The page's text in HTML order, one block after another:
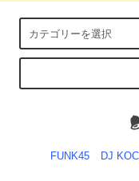
FUNK45 DJ